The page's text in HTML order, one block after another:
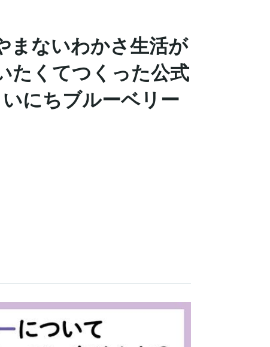
まないわかさ生活が
たくてつくった公式
にちブルーベリー